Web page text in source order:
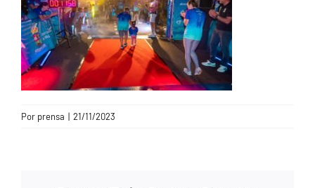
Por prensa | 21/11/2023